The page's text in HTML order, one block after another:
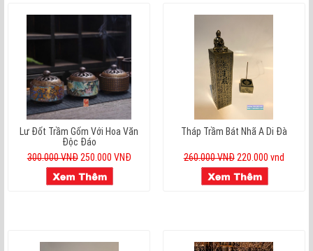
Lư Đốt Trầm Gốm Với Hoa Văn
Độc Đáo
300.000 VNĐ 250.000 VNĐ
Tháp Trầm Bát Nhã A Di Đà
260.000 VNĐ 220.000 vnd